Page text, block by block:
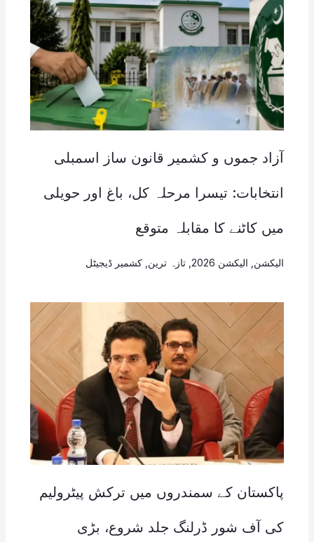
آزاد جموں و کشمیر قانون ساز اسمبلی
انتخابات: تیسرا مرحلہ کل، باغ اور حویلی
میں کاٹنے کا مقابلہ متوقع
الیکشن الیکشن 2026 , تازہ ترین کشمیر ڈیجیٹل
پاکستان کے سمندروں میں ترکش پیٹرولیم
کی آف شور ڈرلنگ جلد شروع، بڑی